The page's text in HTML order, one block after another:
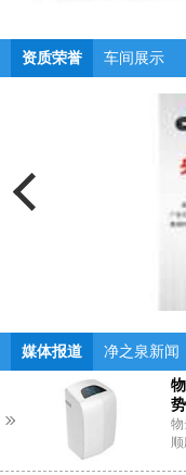
资质荣誉 车间展示
媒体报道
净之泉新闻